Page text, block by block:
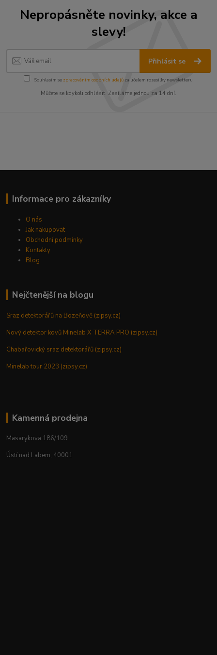
Nepropásněte novinky, akce a
slevy!
Přihlásit se
Souhlasím se zpracováním osobních údajůza účelem rozesílky newsletteru.
Můžete se kdykoli odhlásit. Zasíláme jednou za 14 dní.
Informace pro zákazníky
O nás
Jak nakupovat
Obchodní podmínky
Kontakty
Blog
Nejčtenější na blogu
Sraz detektorářů na Bozeňově (zipsy.cz)
Nový detektor kovů Minelab X TERRA PRO (zipsy.cz)
Chabařovický sraz detektorářů (zipsy.cz)
Minelab tour 2023 (zipsy.cz)
Kamenná prodejna
Masarykova 186/109
Ústí nad Labem, 40001